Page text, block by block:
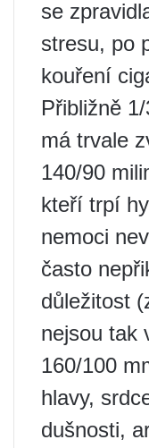
se
stresu, po
kouření
Přibližně
má trvale
140/90
kteří trpí
nemoci
často
důležitost
nejsou tak
160/100
hlavy,
dušnosti,